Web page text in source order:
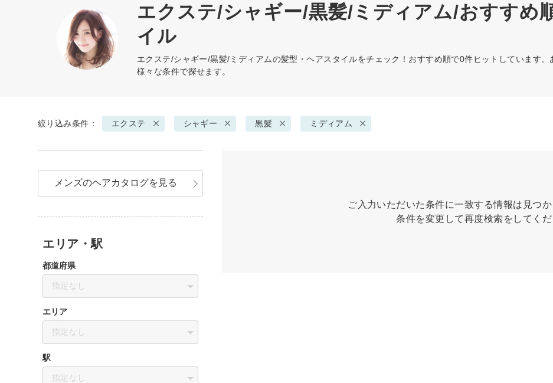
エクステ/シャギー/黒髪/ミディアム/おすすめ
イル
エクステ/シャギー/黒髪/ミディアムの髪型・ヘアスタイルをチェック！おすすめ順で0件ヒットしています
様々な条件で探せます。
絞り込み条件： エクステ シャギー 黒髪 ミディアム
ご入力いただいた条件に一致する情報は見つか
条件を変更して再度検索をしてくだ
メンズのヘアカタログを見る
エリア・駅
都道府県
指定なし
エリア
指定なし
駅
指定なし